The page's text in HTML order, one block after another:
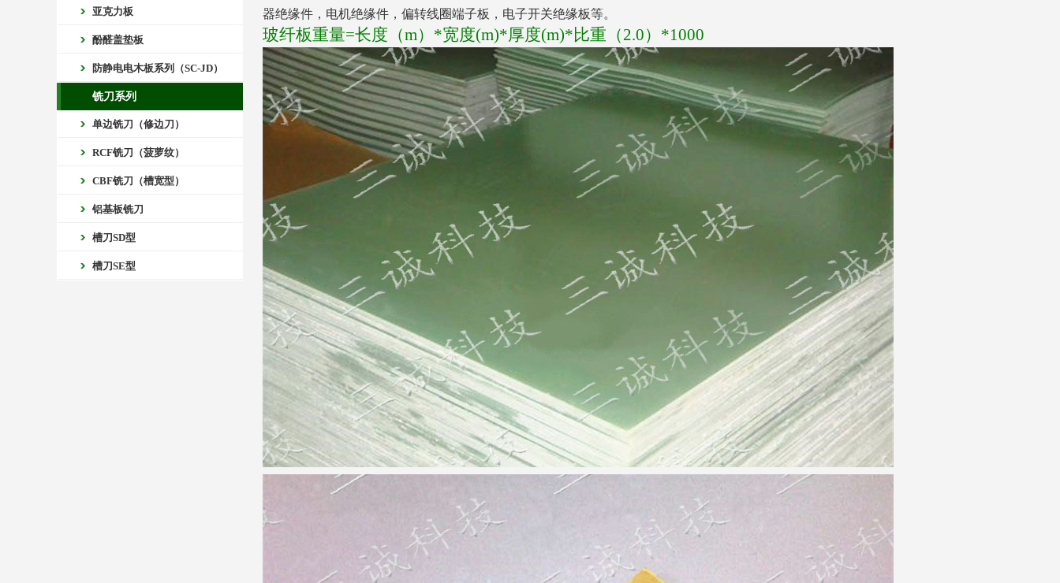
亚克力板
酚醛盖垫板
防静电电木板系列（SC-JD）
铣刀系列
单边铣刀（修边刀）
RCF铣刀（菠萝纹）
CBF铣刀（槽宽型）
铝基板铣刀
槽刀SD型
槽刀SE型
器绝缘件，电机绝缘件，偏转线圈端子板，电子开关绝缘板等。
玻纤板重量=长度（m）*宽度(m)*厚度(m)*比重（2.0）*1000